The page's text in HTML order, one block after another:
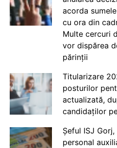
acorda
cu ora din
Multe cercuri
vor dispărea
părinții
Titularizare
posturilor
actualizată,
candidaților
Șeful ISJ
personal